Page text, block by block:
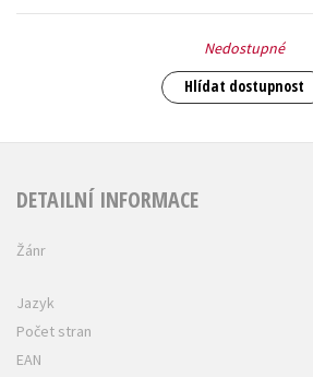
Nedostupné
Hlídat dostupnost
DETAILNÍ INFORMACE
Žánr
Jazyk
Počet stran
EAN